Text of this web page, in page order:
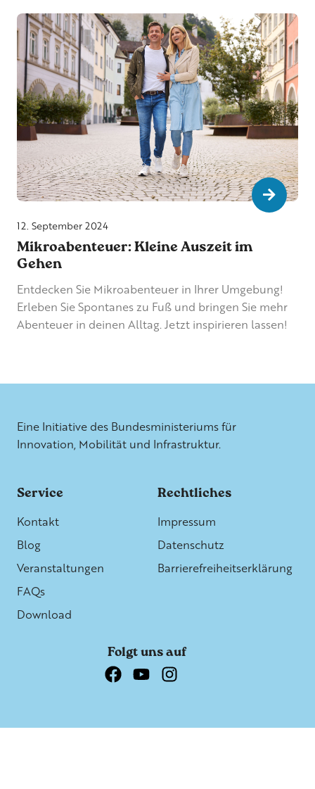
12. September 2024
Mikroabenteuer: Kleine Auszeit im
Gehen
Entdecken Sie Mikroabenteuer in Ihrer Umgebung!
Erleben Sie Spontanes zu Fuß und bringen Sie mehr
Abenteuer in deinen Alltag. Jetzt inspirieren lassen!
Go to
Eine Initiative des Bundesministeriums für
Innovation, Mobilität und Infrastruktur.
Service
Kontakt
Blog
Veranstaltungen
FAQs
Download
Rechtliches
Impressum
Datenschutz
Barrierefreiheitserklärung
Folgt uns auf